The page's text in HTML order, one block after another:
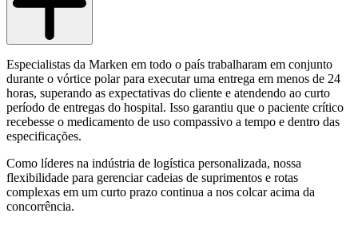
Especialistas da Marken em todo o país trabalharam em conjunto
durante o vórtice polar para executar uma entrega em menos de 24
horas, superando as expectativas do cliente e atendendo ao curto
período de entregas do hospital. Isso garantiu que o paciente crítico
recebesse o medicamento de uso compassivo a tempo e dentro das
especificações.
Como líderes na indústria de logística personalizada, nossa
flexibilidade para gerenciar cadeias de suprimentos e rotas
complexas em um curto prazo continua a nos colcar acima da
concorrência.